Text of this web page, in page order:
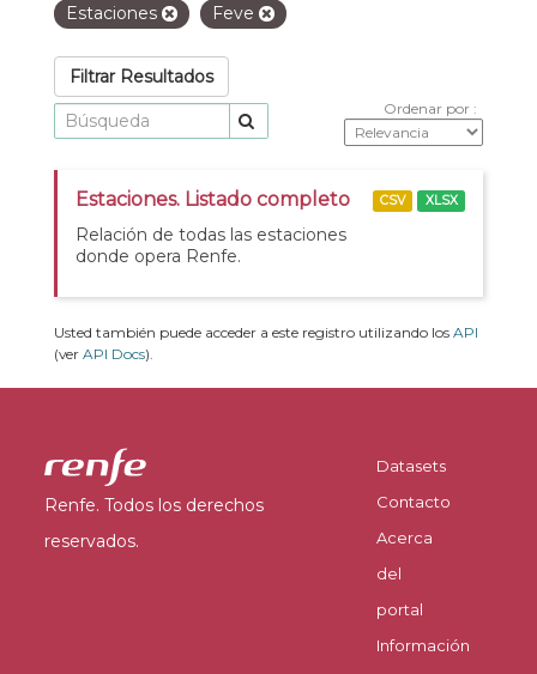
Estaciones
Feve
Filtrar Resultados
Ordenar por
Estaciones. Listado completo
Relación de todas las estaciones
donde opera Renfe.
CSV XLSX
Usted también puede acceder a este registro utilizando los API
(ver API Docs).
Renfe. Todos los derechos
reservados.
Datasets
Contacto
Acerca
del
portal
Información